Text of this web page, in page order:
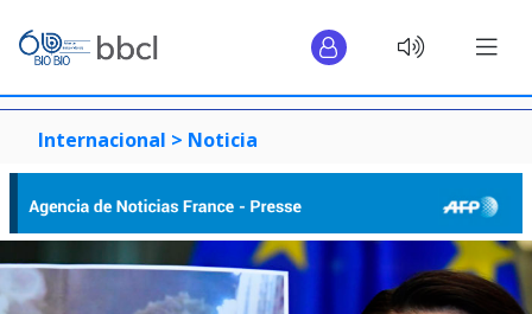
Internacional > Noticia